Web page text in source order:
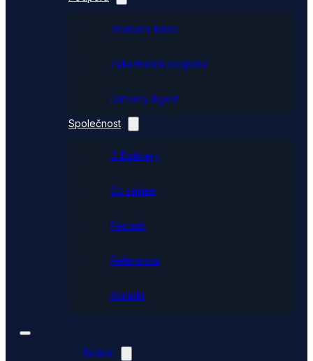
Znalostní báze
Zákaznická podpora
Dativery Agent
Společnost
O Dativery
Co umíme
Partneři
Reference
Kontakt
Řešení